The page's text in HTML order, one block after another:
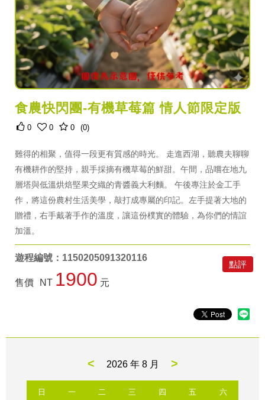
食農快閃團-有機草莓篇 情人節限定版
0 0 0 (0)
難得的相聚，值得一段更有質感的時光。 走進西湖，聽農夫聊聊
有機耕作的堅持，親手採摘有機草莓的鮮甜。午間，品嚐在地九
層塔與低溫烘焙堅果交織的青醬義大利麵。 午後專注於金工手
作，將這份農村生活美學，敲打成專屬的印記。左手提著大地的
贈禮，右手戴著手作的溫度，讓這份樸實的體驗，為你們的情誼
加溫。
點評
遊程編號：1150205091320116
售價 NT 1900 元
< 2026 年 8 月 >
日 一 二 三 四 五 六